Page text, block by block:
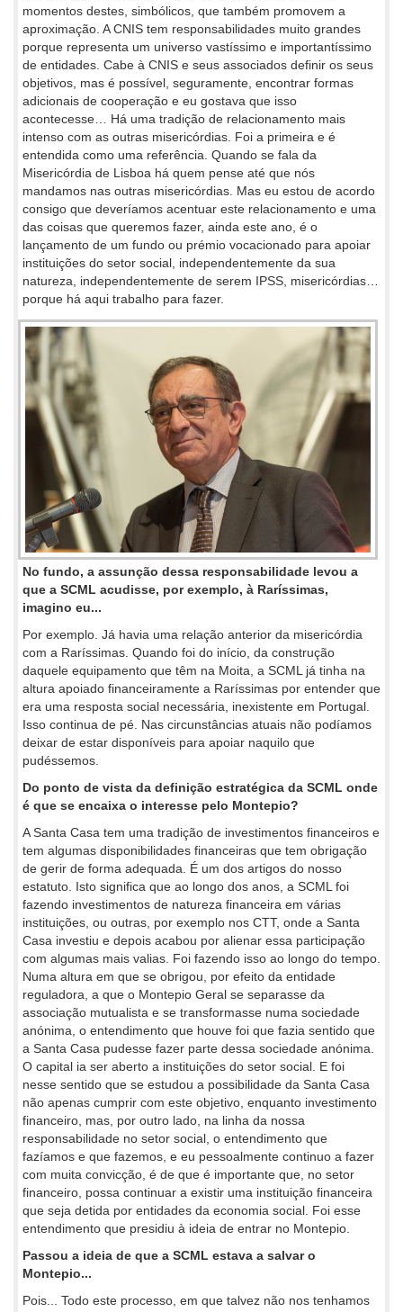
momentos destes, simbólicos, que também promovem a
aproximação. A CNIS tem responsabilidades muito grandes
porque representa um universo vastíssimo e importantíssimo
de entidades. Cabe à CNIS e seus associados definir os seus
objetivos, mas é possível, seguramente, encontrar formas
adicionais de cooperação e eu gostava que isso
acontecesse… Há uma tradição de relacionamento mais
intenso com as outras misericórdias. Foi a primeira e é
entendida como uma referência. Quando se fala da
Misericórdia de Lisboa há quem pense até que nós
mandamos nas outras misericórdias. Mas eu estou de acordo
consigo que deveríamos acentuar este relacionamento e uma
das coisas que queremos fazer, ainda este ano, é o
lançamento de um fundo ou prémio vocacionado para apoiar
instituições do setor social, independentemente da sua
natureza, independentemente de serem IPSS, misericórdias…
porque há aqui trabalho para fazer.
No fundo, a assunção dessa responsabilidade levou a
que a SCML acudisse, por exemplo, à Raríssimas,
imagino eu...
Por exemplo. Já havia uma relação anterior da misericórdia
com a Raríssimas. Quando foi do início, da construção
daquele equipamento que têm na Moita, a SCML já tinha na
altura apoiado financeiramente a Raríssimas por entender que
era uma resposta social necessária, inexistente em Portugal.
Isso continua de pé. Nas circunstâncias atuais não podíamos
deixar de estar disponíveis para apoiar naquilo que
pudéssemos.
Do ponto de vista da definição estratégica da SCML onde
é que se encaixa o interesse pelo Montepio?
A Santa Casa tem uma tradição de investimentos financeiros e
tem algumas disponibilidades financeiras que tem obrigação
de gerir de forma adequada. É um dos artigos do nosso
estatuto. Isto significa que ao longo dos anos, a SCML foi
fazendo investimentos de natureza financeira em várias
instituições, ou outras, por exemplo nos CTT, onde a Santa
Casa investiu e depois acabou por alienar essa participação
com algumas mais valias. Foi fazendo isso ao longo do tempo.
Numa altura em que se obrigou, por efeito da entidade
reguladora, a que o Montepio Geral se separasse da
associação mutualista e se transformasse numa sociedade
anónima, o entendimento que houve foi que fazia sentido que
a Santa Casa pudesse fazer parte dessa sociedade anónima.
O capital ia ser aberto a instituições do setor social. E foi
nesse sentido que se estudou a possibilidade da Santa Casa
não apenas cumprir com este objetivo, enquanto investimento
financeiro, mas, por outro lado, na linha da nossa
responsabilidade no setor social, o entendimento que
fazíamos e que fazemos, e eu pessoalmente continuo a fazer
com muita convicção, é de que é importante que, no setor
financeiro, possa continuar a existir uma instituição financeira
que seja detida por entidades da economia social. Foi esse
entendimento que presidiu à ideia de entrar no Montepio.
Passou a ideia de que a SCML estava a salvar o
Montepio...
Pois... Todo este processo, em que talvez não nos tenhamos